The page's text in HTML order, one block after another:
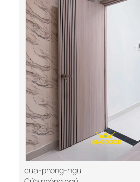
cua-phong-ngu